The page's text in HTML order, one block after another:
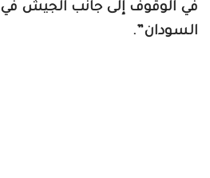
في الوقوف إلى جانب الجيش في
السودان”.